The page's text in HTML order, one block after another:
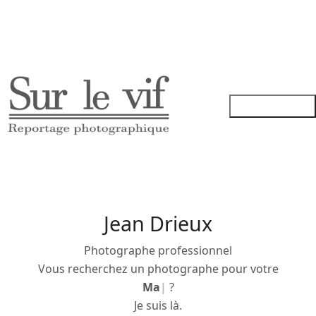
Jean Drieux
Photographe professionnel
Vous recherchez un photographe pour votre
Mariage
Je suis là.